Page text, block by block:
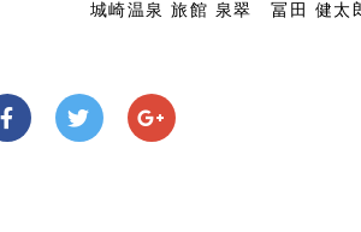
城崎温泉 旅館 泉翠 冨田 健太